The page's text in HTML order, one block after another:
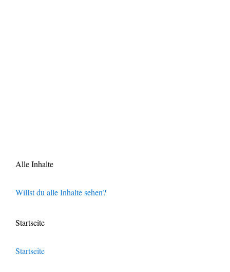
Alle Inhalte
Willst du alle Inhalte sehen?
Startseite
Startseite